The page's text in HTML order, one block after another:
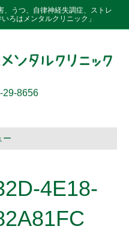
、うつ、自律神経失調症、ストレ
ろはメンタルクリニック」
29-8656
ー
4E18-